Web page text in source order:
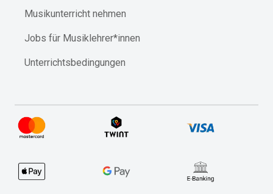
Musikunterricht nehmen
Jobs für Musiklehrer*innen
Unterrichtsbedingungen